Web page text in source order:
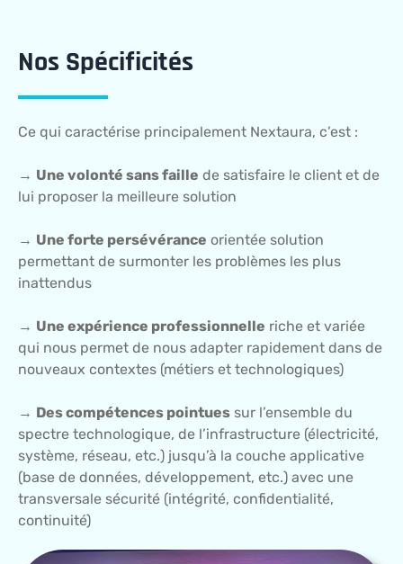
Nos Spécificités
Ce qui caractérise principalement Nextaura, c’est :
→ Une volonté sans faille de satisfaire le client et de
lui proposer la meilleure solution
→ Une forte persévérance orientée solution
permettant de surmonter les problèmes les plus
inattendus
→ Une expérience professionnelle riche et variée
qui nous permet de nous adapter rapidement dans de
nouveaux contextes (métiers et technologiques)
→ Des compétences pointues sur l’ensemble du
spectre technologique, de l’infrastructure (électricité,
système, réseau, etc.) jusqu’à la couche applicative
(base de données, développement, etc.) avec une
transversale sécurité (intégrité, confidentialité,
continuité)